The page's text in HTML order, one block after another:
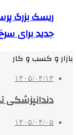
ریسک بزرگ
جدید برای
بازار و کسب و کار
۱۴۰۵/۰۴/۱۳
۱۴۰۵/۰۴/۰۵